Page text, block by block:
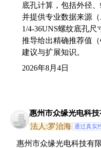
底孔计算，包括外径
并提供专业数据来源
1/4-36UNS螺纹底孔
推导给出精确推荐值
建议与扩展知识。
2026年8月4日
惠州市众缘光电科技
法人:罗治海 通过真实
惠州市众缘光电科技有